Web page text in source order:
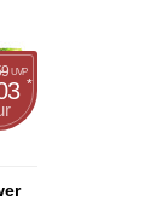
UVP
*